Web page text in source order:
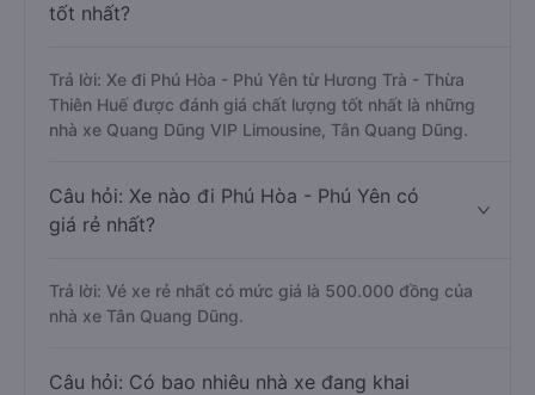
tốt nhất?
Trả lời: Xe đi Phú Hòa - Phú Yên từ Hương Trà - Thừa
Thiên Huế được đánh giá chất lượng tốt nhất là những
nhà xe Quang Dũng VIP Limousine, Tân Quang Dũng.
Câu hỏi: Xe nào đi Phú Hòa - Phú Yên có
giá rẻ nhất?
Trả lời: Vé xe rẻ nhất có mức giá là 500.000 đồng của
nhà xe Tân Quang Dũng.
Câu hỏi: Có bao nhiêu nhà xe đang khai